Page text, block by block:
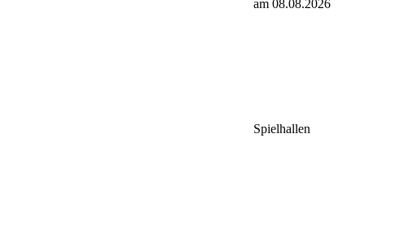
am 08.08.2026
Spielhallen